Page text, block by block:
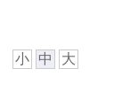
小 中 大